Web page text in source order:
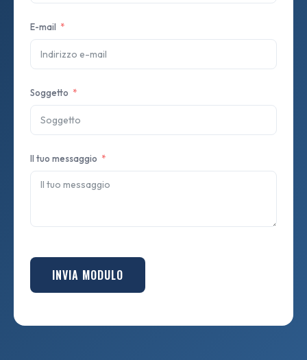
E-mail
Soggetto
Il tuo messaggio
INVIA MODULO